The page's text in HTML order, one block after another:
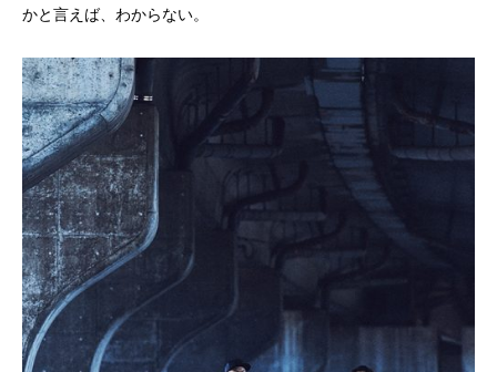
かと言えば、わからない。